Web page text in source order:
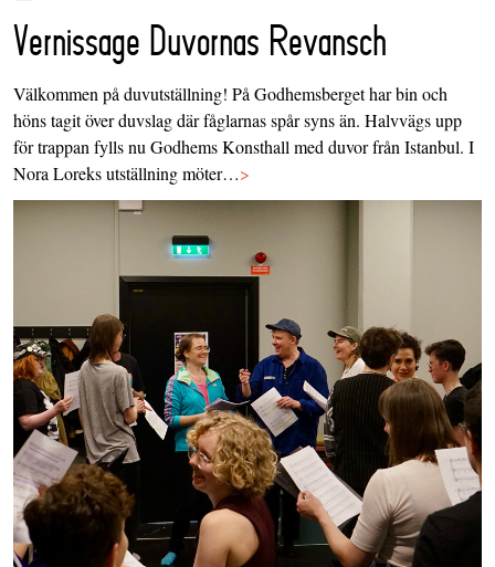
Vernissage Duvornas Revansch
Välkommen på duvutställning! På Godhemsberget har bin och
höns tagit över duvslag där fåglarnas spår syns än. Halvvägs upp
för trappan fylls nu Godhems Konsthall med duvor från Istanbul. I
Nora Loreks utställning möter…>